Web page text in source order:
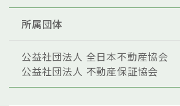
所属団体
公益社団法人 全日本不動産協会
公益社団法人 不動産保証協会